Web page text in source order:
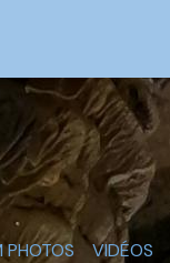
PHOTOS VIDÉOS